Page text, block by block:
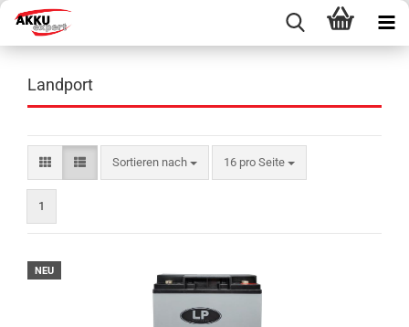
Landport
Sortieren nach
Sortieren nach 16 pro Seite
pro Seite
1
NEU